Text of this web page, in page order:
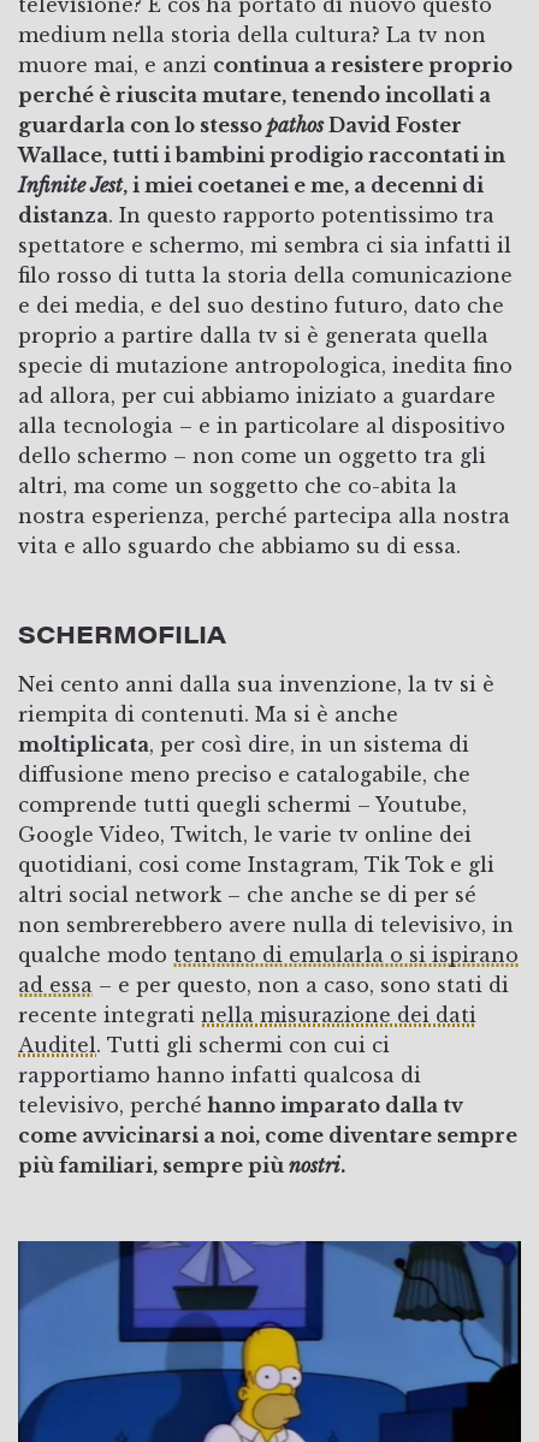
medium nella storia della cultura? La tv non
muore mai, e anzi continua a resistere proprio
perché è riuscita mutare, tenendo incollati a
guardarla con lo stesso pathosDavid Foster
Wallace, tutti i bambini prodigio raccontati in
Infinite Jest, i miei coetanei e me, a decenni di
distanza. In questo rapporto potentissimo tra
spettatore e schermo, mi sembra ci sia infatti il
filo rosso di tutta la storia della comunicazione
e dei media, e del suo destino futuro, dato che
proprio a partire dalla tv si è generata quella
specie di mutazione antropologica, inedita fino
ad allora, per cui abbiamo iniziato a guardare
alla tecnologia – e in particolare al dispositivo
dello schermo – non come un oggetto tra gli
altri, ma come un soggetto che co-abita la
nostra esperienza, perché partecipa alla nostra
vita e allo sguardo che abbiamo su di essa.
SCHERMOFILIA
Nei cento anni dalla sua invenzione, la tv si è
riempita di contenuti. Ma si è anche
moltiplicata, per così dire, in un sistema di
diffusione meno preciso e catalogabile, che
comprende tutti quegli schermi – Youtube,
Google Video, Twitch, le varie tv online dei
quotidiani, cosi come Instagram, Tik Tok e gli
altri social network – che anche se di per sé
non sembrerebbero avere nulla di televisivo, in
qualche modo tentano di emularla o si ispirano
ad essa – e per questo, non a caso, sono stati di
recente integrati nella misurazione dei dati
Auditel. Tutti gli schermi con cui ci
rapportiamo hanno infatti qualcosa di
televisivo, perché hanno imparato dalla tv
come avvicinarsi a noi, come diventare sempre
più familiari, sempre più nostri.